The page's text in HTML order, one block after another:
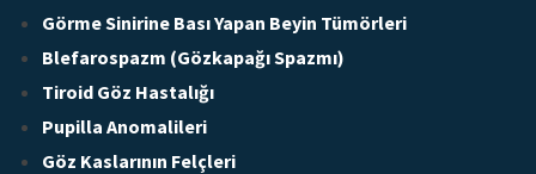
Görme Sinirine Bası Yapan Beyin Tümörleri
Blefarospazm (Gözkapağı Spazmı)
Tiroid Göz Hastalığı
Pupilla Anomalileri
Göz Kaslarının Felçleri